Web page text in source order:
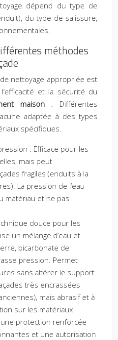
dépend du type de
du type de salissure,
méthodes
nettoyage appropriée est
et la sécurité du
maison . Différentes
adaptée à des types
spécifiques.
: Efficace pour les
mais peut
fragiles (enduits à la
La pression de l’eau
matériau et ne pas
douce pour les
un mélange d’eau et
bicarbonate de
pression. Permet
sans altérer le support.
très encrassées
mais abrasif et à
sur les matériaux
protection renforcée
et une autorisation